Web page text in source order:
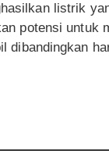
listrik
potensi untuk
dibandingkan